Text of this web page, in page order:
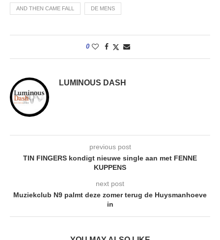
AND THEN CAME FALL DE MENS
0
LUMINOUS DASH
previous post
TIN FINGERS kondigt nieuwe single aan met FENNE
KUPPENS
next post
Muziekclub N9 palmt deze zomer terug de Huysmanhoeve
in